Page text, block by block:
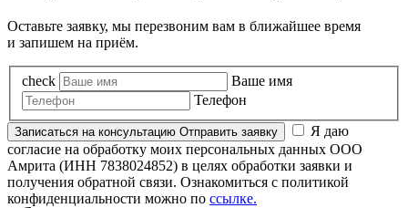
Оставьте заявку, мы перезвоним вам в ближайшее время
и запишем на приём.
check
Ваше имя
Телефон
Записаться на консультацию Отправить заявку
Я даю
согласие на обработку моих персональных данных ООО
Амрита (ИНН 7838024852) в целях обработки заявки и
получения обратной связи. Ознакомиться с политикой
конфиденциальности можно по ссылке.